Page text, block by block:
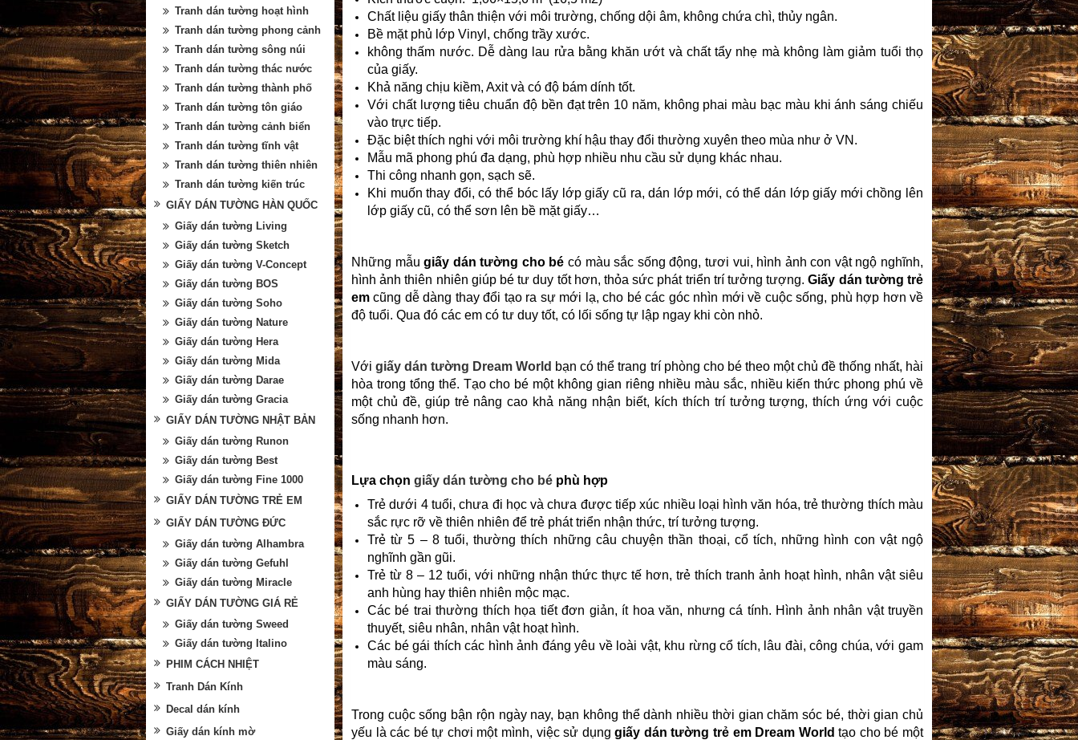
Chất liệu giấy thân thiện với môi trường, chống dội âm, không chứa chì, thủy ngân.
Bề mặt phủ lớp Vinyl, chống trầy xước.
không thấm nước. Dễ dàng lau rửa bằng khăn ướt và chất tẩy nhẹ mà không làm giảm tuổi thọ
của giấy.
Khả năng chịu kiềm, Axit và có độ bám dính tốt.
Với chất lượng tiêu chuẩn độ bền đạt trên 10 năm, không phai màu bạc màu khi ánh sáng chiếu
vào trực tiếp.
Đặc biệt thích nghi với môi trường khí hậu thay đổi thường xuyên theo mùa như ở VN.
Mẫu mã phong phú đa dạng, phù hợp nhiều nhu cầu sử dụng khác nhau.
Thi công nhanh gọn, sạch sẽ.
Khi muốn thay đổi, có thể bóc lấy lớp giấy cũ ra, dán lớp mới, có thể dán lớp giấy mới chồng lên
lớp giấy cũ, có thể sơn lên bề mặt giấy…
Những mẫugiấy dán tường cho bé có màu sắc sống động, tươi vui, hình ảnh con vật ngộ nghĩnh,
hình ảnh thiên nhiên giúp bé tư duy tốt hơn, thỏa sức phát triển trí tưởng tượng.Giấy dán tường trẻ
em cũng dễ dàng thay đổi tạo ra sự mới lạ, cho bé các góc nhìn mới về cuộc sống, phù hợp hơn về
độ tuổi. Qua đó các em có tư duy tốt, có lối sống tự lập ngay khi còn nhỏ.
Vớigiấy dán tường Dream World bạn có thể trang trí phòng cho bé theo một chủ đề thống nhất, hài
hòa trong tổng thể. Tạo cho bé một không gian riêng nhiều màu sắc, nhiều kiến thức phong phú về
một chủ đề, giúp trẻ nâng cao khả năng nhận biết, kích thích trí tưởng tượng, thích ứng với cuộc
sống nhanh hơn.
Lựa chọn giấy dán tường cho bé phù hợp
Trẻ dưới 4 tuổi, chưa đi học và chưa được tiếp xúc nhiều loại hình văn hóa, trẻ thường thích màu
sắc rực rỡ về thiên nhiên để trẻ phát triển nhận thức, trí tưởng tượng.
Trẻ từ 5 – 8 tuổi, thường thích những câu chuyện thần thoại, cổ tích, những hình con vật ngộ
nghĩnh gần gũi.
Trẻ từ 8 – 12 tuổi, với những nhận thức thực tế hơn, trẻ thích tranh ảnh hoạt hình, nhân vật siêu
anh hùng hay thiên nhiên mộc mạc.
Các bé trai thường thích họa tiết đơn giản, ít hoa văn, nhưng cá tính. Hình ảnh nhân vật truyền
thuyết, siêu nhân, nhân vật hoạt hình.
Các bé gái thích các hình ảnh đáng yêu về loài vật, khu rừng cổ tích, lâu đài, công chúa, với gam
màu sáng.
Trong cuộc sống bận rộn ngày nay, bạn không thể dành nhiều thời gian chăm sóc bé, thời gian chủ
yếu là các bé tự chơi một mình, việc sử dụnggiấy dán tường trẻ em Dream World tạo cho bé một
Tranh dán tường hoạt hình
Tranh dán tường phong cảnh
Tranh dán tường sông núi
Tranh dán tường thác nước
Tranh dán tường thành phố
Tranh dán tường tôn giáo
Tranh dán tường cảnh biển
Tranh dán tường tĩnh vật
Tranh dán tường thiên nhiên
Tranh dán tường kiến trúc
GIẤY DÁN TƯỜNG HÀN QUỐC
Giấy dán tường Living
Giấy dán tường Sketch
Giấy dán tường V-Concept
Giấy dán tường BOS
Giấy dán tường Soho
Giấy dán tường Nature
Giấy dán tường Hera
Giấy dán tường Mida
Giấy dán tường Darae
Giấy dán tường Gracia
GIẤY DÁN TƯỜNG NHẬT BẢN
Giấy dán tường Runon
Giấy dán tường Best
Giấy dán tường Fine 1000
GIẤY DÁN TƯỜNG TRẺ EM
GIẤY DÁN TƯỜNG ĐỨC
Giấy dán tường Alhambra
Giấy dán tường Gefuhl
Giấy dán tường Miracle
GIẤY DÁN TƯỜNG GIÁ RẺ
Giấy dán tường Sweed
Giấy dán tường Italino
PHIM CÁCH NHIỆT
Tranh Dán Kính
Decal dán kính
Giấy dán kính mờ